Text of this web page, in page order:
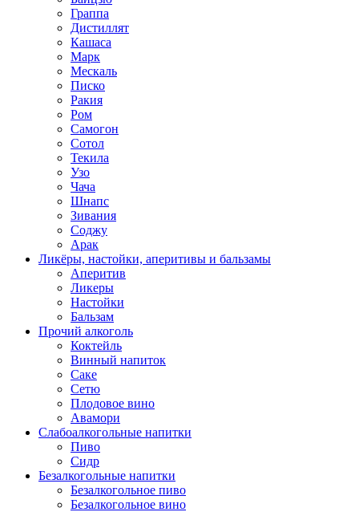
Граппа
Дистиллят
Кашаса
Марк
Мескаль
Писко
Ракия
Ром
Самогон
Сотол
Текила
Узо
Чача
Шнапс
Зивания
Соджу
Арак
Ликёры, настойки, аперитивы и бальзамы
Аперитив
Ликеры
Настойки
Бальзам
Прочий алкоголь
Коктейль
Винный напиток
Саке
Сетю
Плодовое вино
Авамори
Слабоалкогольные напитки
Пиво
Сидр
Безалкогольные напитки
Безалкогольное пиво
Безалкогольное вино